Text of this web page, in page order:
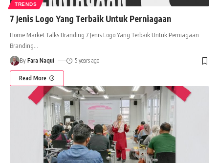
TRENDS
7 Jenis Logo Yang Terbaik Untuk Perniagaan
Home Market Talks Branding 7 Jenis Logo Yang Terbaik Untuk Perniagaan
Branding…
By Fara Naqui 5 years ago
Read More